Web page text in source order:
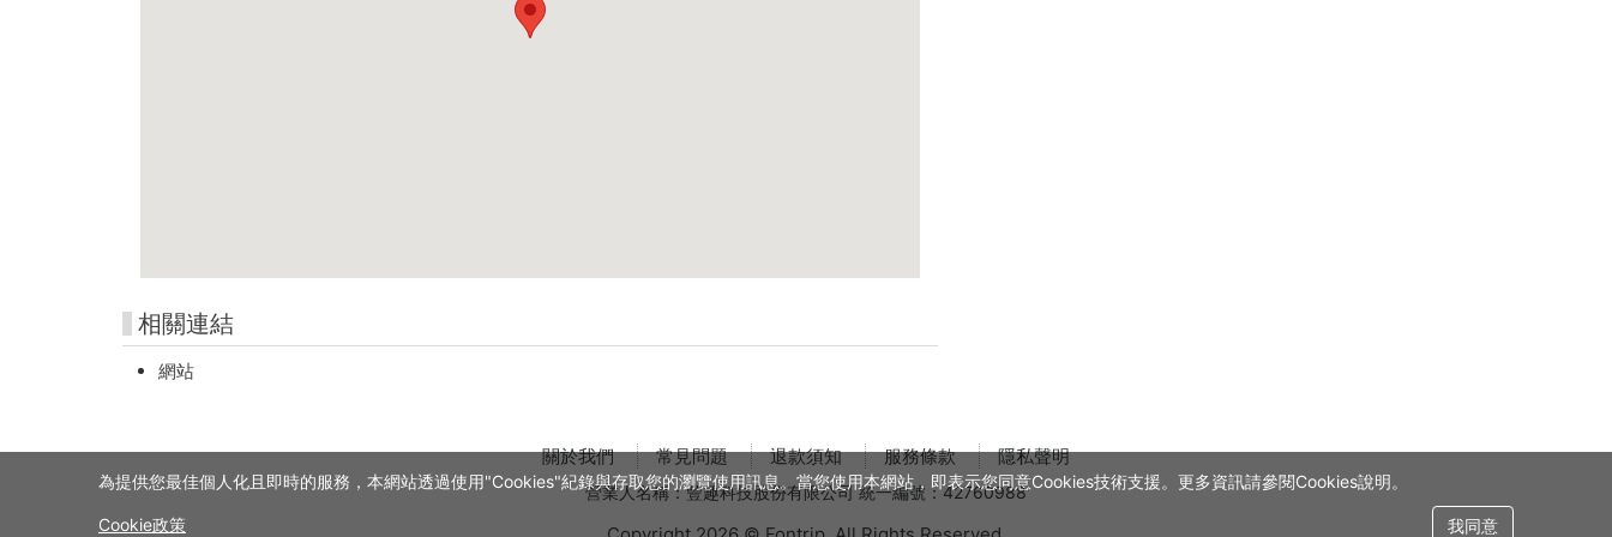
相關連結
網站
關於我們 常見問題 退款須知 服務條款 隱私聲明
營業人名稱：豐趣科技股份有限公司 統一編號：42760988
為提供您最佳個人化且即時的服務，本網站透過使用"Cookies"紀錄與存取您的瀏覽使用訊息。當您使用本網站，即表示您同意Cookies技術支援。更多資訊請參閱Cookies說明。
我同意
Cookie政策